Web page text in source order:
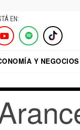
EN:
Y NEGOCIOS